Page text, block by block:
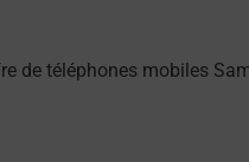
téléphones mobiles